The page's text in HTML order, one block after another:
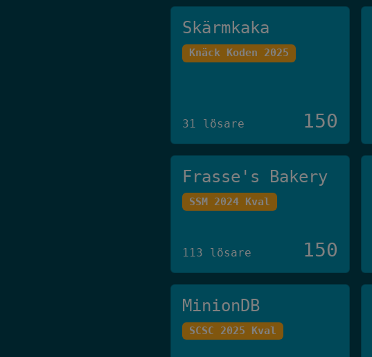
Skärmkaka
Knäck Koden 2025
31 lösare 150
Frasse's Bakery
SSM 2024 Kval
113 lösare 150
MinionDB
SCSC 2025 Kval